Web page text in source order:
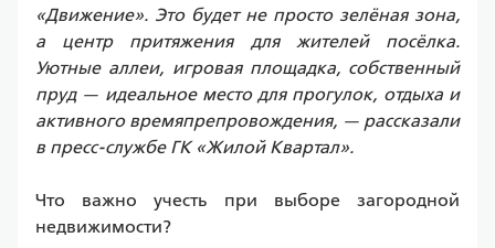
«Движение». Это будет не просто зелёная зона,
а центр притяжения для жителей посёлка.
Уютные аллеи, игровая площадка, собственный
пруд — идеальное место для прогулок, отдыха и
активного времяпрепровождения, — рассказали
в пресс-службе ГК «Жилой Квартал».
Что важно учесть при выборе загородной
недвижимости?